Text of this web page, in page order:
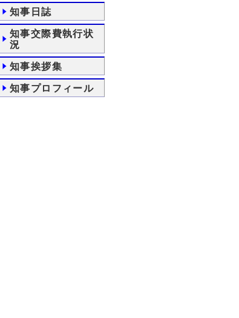
知事日誌
知事交際費執行状
況
知事挨拶集
知事プロフィール